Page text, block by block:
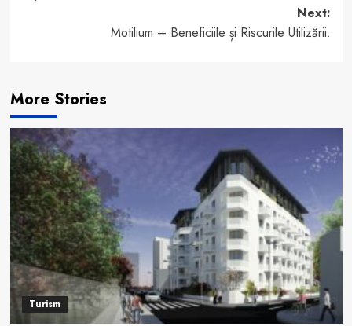
Next:
Motilium – Beneficiile și Riscurile Utilizării.
More Stories
Turism